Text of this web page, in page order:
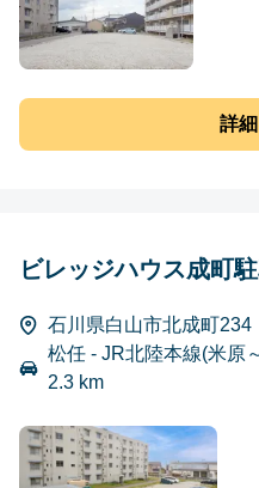
詳
ビレッジハウス成町
石川県白山市北成町234
松任 - JR北陸本線(米原
2.3 km